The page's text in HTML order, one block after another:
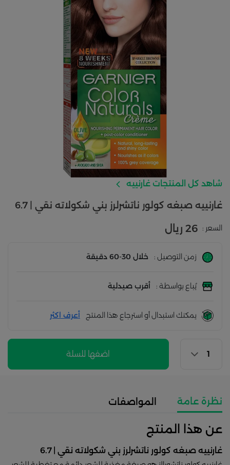
شاهد كل المنتجات غارنييه
غارنييه صبغه كولور ناتشرلرز بني شكولاته نقي | 6.7
السعر : 26 ريال
زمن التوصيل : خلال 30-60 دقيقة
يُباع بواسطة : أقرب صيدلية
يمكنك استبدال أو استرجاع هذا المنتج أعرف اكثر
اضفها للسلة
نظرة عامة المواصفات
عن هذا المنتج
غارنييه صبغه كولور ناتشرلرز بني شكولاته نقي | 6.7